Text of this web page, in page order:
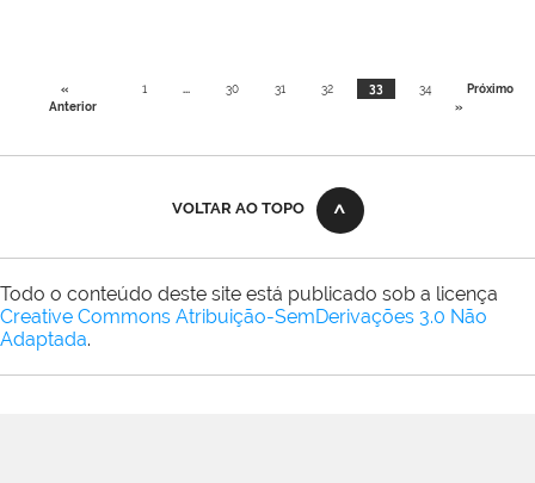
«
Anterior
1 ... 30 31 32 33 34
Próximo
»
VOLTAR AO TOPO
Todo o conteúdo deste site está publicado sob a licença
Creative Commons Atribuição-SemDerivações 3.0 Não
Adaptada.